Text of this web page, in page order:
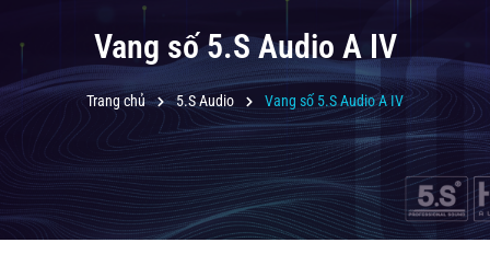
Vang số 5.S Audio A IV
Trang chủ 5.S Audio Vang số 5.S Audio A IV